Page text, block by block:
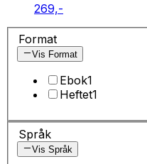
269,-
Format
Vis Format
Ebok1
Heftet1
Språk
Vis Språk